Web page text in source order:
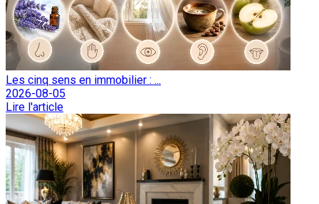
Les cinq sens en immobilier : ...
2026-08-05
Lire l'article